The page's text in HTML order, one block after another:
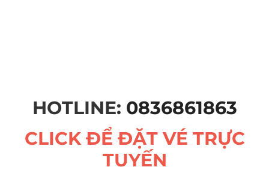
HOTLINE: 0836861863
CLICK ĐỂ ĐẶT VÉ TRỰC
TUYẾN